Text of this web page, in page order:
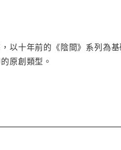
以十年前的《陰間》系列為
原創類型。